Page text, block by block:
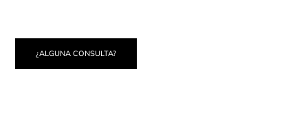
¿ALGUNA CONSULTA?